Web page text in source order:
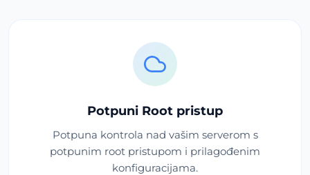
Potpuni Root pristup
Potpuna kontrola nad vašim serverom s
potpunim root pristupom i prilagođenim
konfiguracijama.